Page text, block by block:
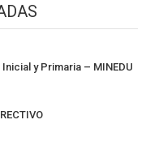
y Primaria – MINEDU